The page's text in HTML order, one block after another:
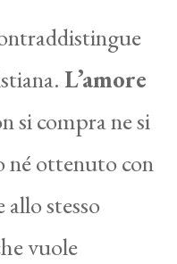
L’amore
si compra ne si
né ottenuto con
allo stesso
vuole